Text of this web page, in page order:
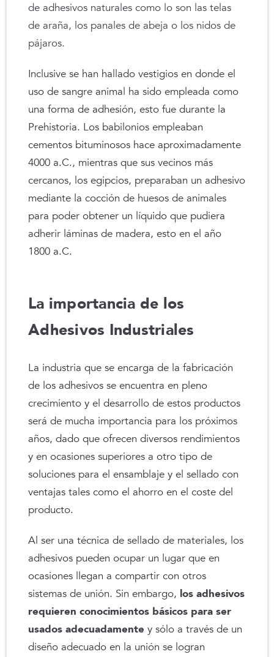
de adhesivos naturales como lo son las telas
de araña, los panales de abeja o los nidos de
pájaros.
Inclusive se han hallado vestigios en donde el
uso de sangre animal ha sido empleada como
una forma de adhesión, esto fue durante la
Prehistoria. Los babilonios empleaban
cementos bituminosos hace aproximadamente
4000 a.C., mientras que sus vecinos más
cercanos, los egipcios, preparaban un adhesivo
mediante la cocción de huesos de animales
para poder obtener un líquido que pudiera
adherir láminas de madera, esto en el año
1800 a.C.
La importancia de los
Adhesivos Industriales
La industria que se encarga de la fabricación
de los adhesivos se encuentra en pleno
crecimiento y el desarrollo de estos productos
será de mucha importancia para los próximos
años, dado que ofrecen diversos rendimientos
y en ocasiones superiores a otro tipo de
soluciones para el ensamblaje y el sellado con
ventajas tales como el ahorro en el coste del
producto.
Al ser una técnica de sellado de materiales, los
adhesivos pueden ocupar un lugar que en
ocasiones llegan a compartir con otros
sistemas de unión. Sin embargo, los adhesivos
requieren conocimientos básicos para ser
usados adecuadamente y sólo a través de un
diseño adecuado en la unión se logran